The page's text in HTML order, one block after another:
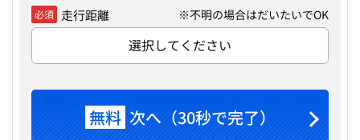
必須 走行距離 ※不明の場合はだいたいでOK
選択してください
無料 次へ（30秒で完了）